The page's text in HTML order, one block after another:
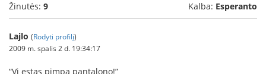
Žinutės: 9 Kalba: Esperanto
Lajlo (Rodyti profilį)
2009 m. spalis 2 d. 19:34:17
“Vi estas pimpa pantalono!”